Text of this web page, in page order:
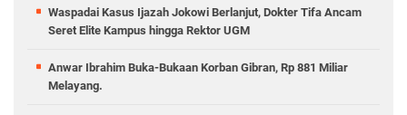
Waspadai Kasus Ijazah Jokowi Berlanjut, Dokter Tifa Ancam
Seret Elite Kampus hingga Rektor UGM
Anwar Ibrahim Buka-Bukaan Korban Gibran, Rp 881 Miliar
Melayang.